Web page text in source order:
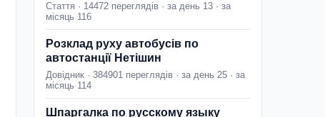
Стаття · 14472 переглядів · за день 13 · за
місяць 116
Розклад руху автобусів по
автостанції Нетішин
Довідник · 384901 переглядів · за день 25 · за
місяць 114
Шпаргалка по русскому языку